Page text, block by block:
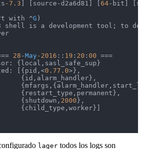
-7.3 ] [source-d2a6d81] [ 64-bit]
with ^
G
shell is a development tool; to
28 -May -2016 :: 19 : 20 : 00 ===
{local,sasl_safe_sup}
[{pid,<
0.77 .0>},
{id,alarm_handler},
{restart_type,permanent},
{shutdown,
2000 },
{child_type,worker}]
lager todos los logs son